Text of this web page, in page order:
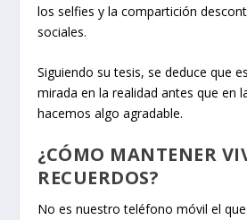
los selfies y la compartición
sociales.
Siguiendo su tesis, se deduce que
mirada en la realidad antes que en
hacemos algo agradable.
¿CÓMO MANTENER
RECUERDOS?
No es nuestro teléfono móvil el